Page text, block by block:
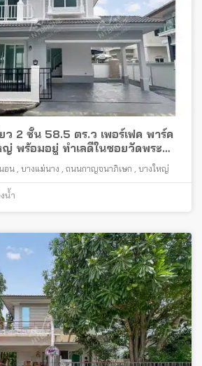
ว 2 ชั้น 58.5 ตร.ว เพอร์เฟค พาร์ค
พร้อมอยู่ ทำเลดีในซอยวัดพระ
อน , บางแม่นาง , ถนนกาญจนาภิเษก , บางใหญ่
น้ำ